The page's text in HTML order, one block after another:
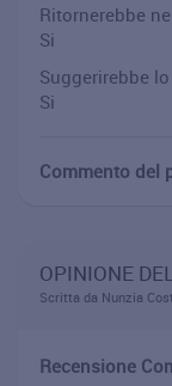
Ritornerebbe
Si
Suggerirebbe
Si
Commento del
OPINIONE
Scritta da Nunzia
Recensione